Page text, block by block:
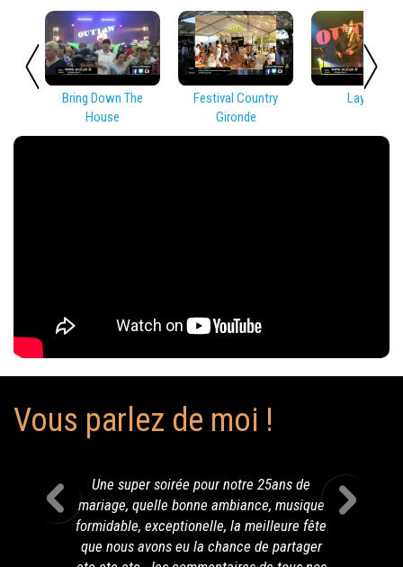
Bring Down The
House
Festival Country
Gironde
Lay Low
Vous parlez de moi !
Une super soirée pour notre 25ans de
mariage, quelle bonne ambiance, musique
formidable, exceptionelle, la meilleure fête
que nous avons eu la chance de partager